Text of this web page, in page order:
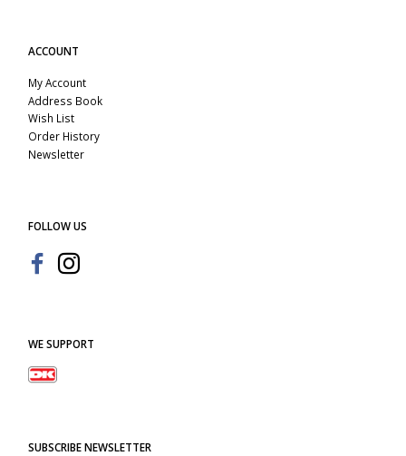
ACCOUNT
My Account
Address Book
Wish List
Order History
Newsletter
FOLLOW US
WE SUPPORT
SUBSCRIBE NEWSLETTER